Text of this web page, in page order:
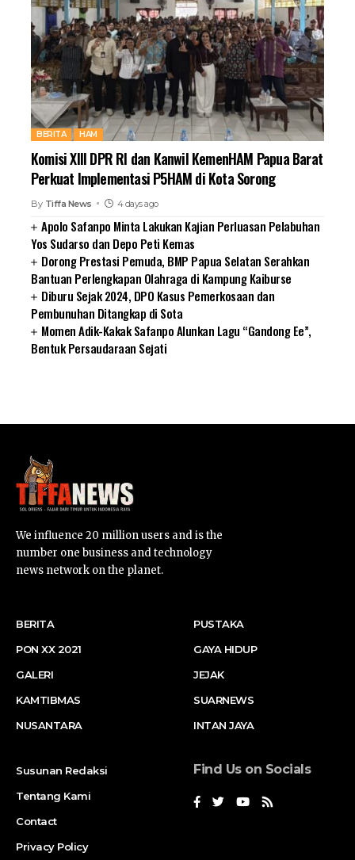
BERITA HAM
Komisi XIII DPR RI dan Kanwil KemenHAM Papua Barat
Perkuat Implementasi P5HAM di Kota Sorong
By Tiffa News 4 days ago
Apolo Safanpo Minta Lakukan Kajian Perluasan Pelabuhan
Yos Sudarso dan Depo Peti Kemas
Dorong Prestasi Pemuda, BMP Papua Selatan Serahkan
Bantuan Perlengkapan Olahraga di Kampung Kaiburse
Diburu Sejak 2024, DPO Kasus Pemerkosaan dan
Pembunuhan Ditangkap di Sota
Momen Adik-Kakak Safanpo Alunkan Lagu “Gandong Ee”,
Bentuk Persaudaraan Sejati
We influence 20 million users and is the
number one business and technology
news network on the planet.
BERITA
PON XX 2021
GALERI
KAMTIBMAS
NUSANTARA
PUSTAKA
GAYA HIDUP
JEJAK
SUARNEWS
INTAN JAYA
Susunan Redaksi
Tentang Kami
Contact
Privacy Policy
Find Us on Socials